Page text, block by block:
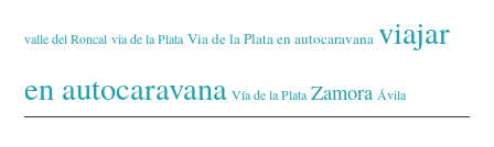
valle del Roncal via de la Plata Via de la Plata en autocaravana viajar
en autocaravana Vía de la Plata Zamora Ávila